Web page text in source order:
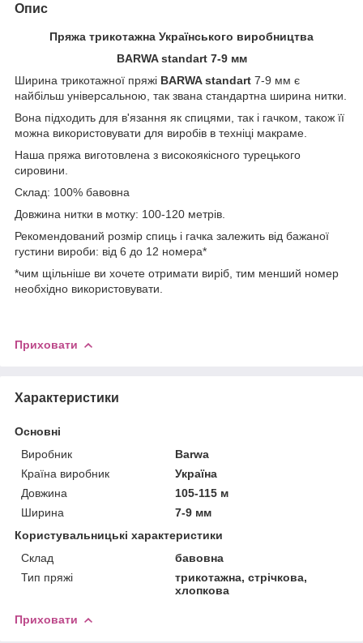
Опис
Пряжа трикотажна Українського виробництва
BARWA standart 7-9 мм
Ширина трикотажної пряжі BARWA standart 7-9 мм є
найбільш універсальною, так звана стандартна ширина нитки.
Вона підходить для в'язання як спицями, так і гачком, також її
можна використовувати для виробів в техніці макраме.
Наша пряжа виготовлена з високоякісного турецького
сировини.
Склад: 100% бавовна
Довжина нитки в мотку: 100-120 метрів.
Рекомендований розмір спиць і гачка залежить від бажаної
густини вироби: від 6 до 12 номера*
*чим щільніше ви хочете отримати виріб, тим менший номер
необхідно використовувати.
Приховати
Характеристики
Основні
Виробник
Barwa
Країна виробник
Україна
Довжина
105-115 м
Ширина
7-9 мм
Користувальницькі характеристики
Склад
бавовна
Тип пряжі
трикотажна, стрічкова,
хлопкова
Приховати